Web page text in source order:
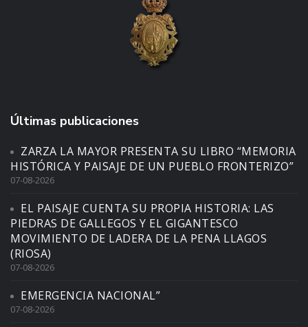
Últimas publicaciones
ZARZA LA MAYOR PRESENTA SU LIBRO “MEMORIA
HISTÓRICA Y PAISAJE DE UN PUEBLO FRONTERIZO”
07-08-2026
EL PAISAJE CUENTA SU PROPIA HISTORIA: LAS
PIEDRAS DE GALLEGOS Y EL GIGANTESCO
MOVIMIENTO DE LADERA DE LA PENA LLAGOS
(RIOSA)
07-08-2026
EMERGENCIA NACIONAL”
07-08-2026